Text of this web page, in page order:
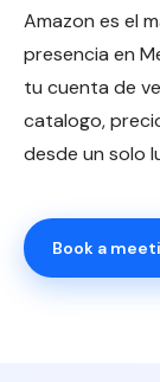
Amazon es el
presencia en
tu cuenta de
catalogo,
desde un solo
Book a